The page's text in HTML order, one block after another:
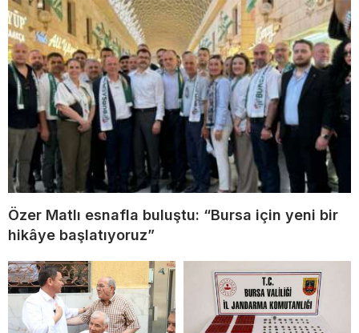
Özer Matlı esnafla buluştu: “Bursa için yeni bir
hikâye başlatıyoruz”